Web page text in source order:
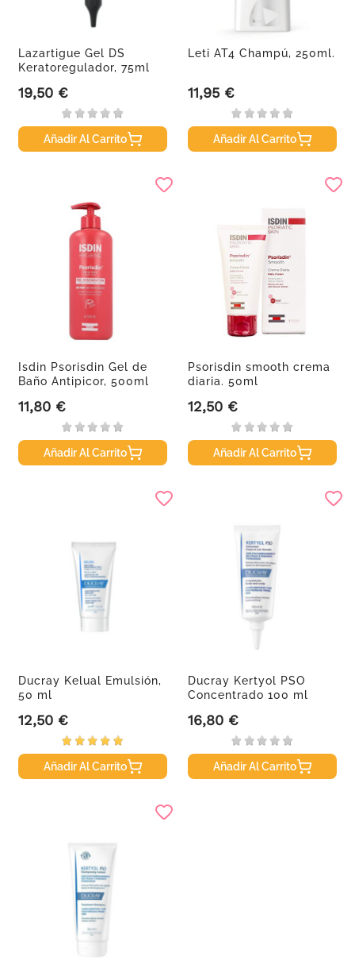
Lazartigue Gel DS
Keratoregulador, 75ml
Precio
19,50 €
Añadir Al Carrito
Leti AT4 Champú, 250ml.
Precio
11,95 €
Añadir Al Carrito
Isdin Psorisdin Gel de
Baño Antipicor, 500ml
Precio
11,80 €
Añadir Al Carrito
Psorisdin smooth crema
diaria. 50ml
Precio
12,50 €
Añadir Al Carrito
Ducray Kelual Emulsión,
50 ml
Precio
12,50 €
Añadir Al Carrito
Ducray Kertyol PSO
Concentrado 100 ml
Precio
16,80 €
Añadir Al Carrito